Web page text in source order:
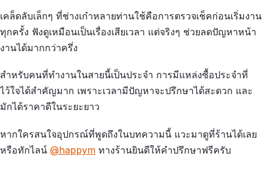
เคล็ดลับเล็กๆ ที่ช่างเก๋าหลายท่านใช้คือการตรวจเช็คก่อนเริ่มงาน
ทุกครั้ง ฟังดูเหมือนเป็นเรื่องเสียเวลา แต่จริงๆ ช่วยลดปัญหาหน้า
งานได้มากกว่าครึ่ง
สำหรับคนที่ทำงานในสายนี้เป็นประจำ การมีแหล่งซื้อประจำที่
ไว้ใจได้สำคัญมาก เพราะเวลามีปัญหาจะปรึกษาได้สะดวก และ
มักได้ราคาดีในระยะยาว
หากใครสนใจอุปกรณ์ที่พูดถึงในบทความนี้ แวะมาดูที่ร้านได้เลย
หรือทักไลน์ @happym ทางร้านยินดีให้คำปรึกษาฟรีครับ